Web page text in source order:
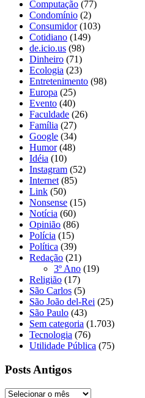
Computação (77)
Condomínio (2)
Consumidor(103)
Cotidiano (149)
de.icio.us (98)
Dinheiro (71)
Ecologia (23)
Entretenimento (98)
Europa (25)
Evento (40)
Faculdade (26)
Família (27)
Google (34)
Humor(48)
Idéia (10)
Instagram (52)
Internet (85)
Link (50)
Nonsense (15)
Notícia (60)
Opinião (86)
Polícia (15)
Política (39)
Redação (21)
3º Ano (19)
Religião (17)
São Carlos (5)
São João del-Rei (25)
São Paulo (43)
Sem categoria (1.703)
Tecnologia (76)
Utilidade Pública (75)
Posts Antigos
Posts